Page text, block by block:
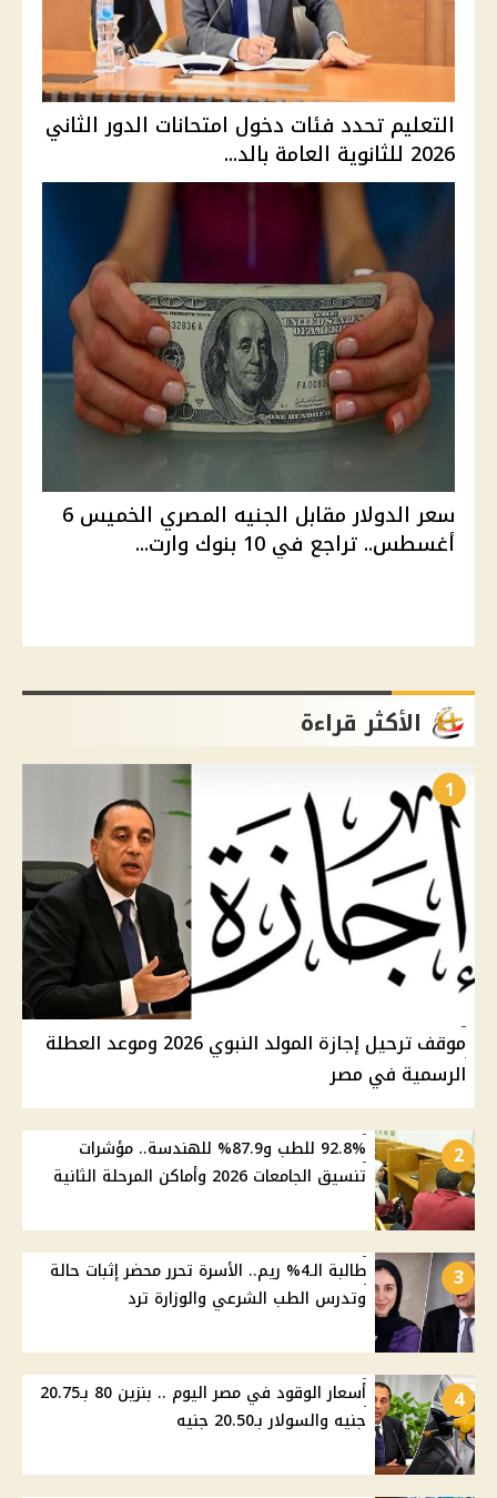
التعليم تحدد فئات دخول امتحانات الدور الثاني
2026 للثانوية العامة بالد...
سعر الدولار مقابل الجنيه المصري الخميس 6
أغسطس.. تراجع في 10 بنوك وارت...
الأكثر قراءة
1
موقف ترحيل إجازة المولد النبوي 2026 وموعد العطلة
الرسمية في مصر
2
92.8% للطب و87.9% للهندسة.. مؤشرات
تنسيق الجامعات 2026 وأماكن المرحلة الثانية
3
طالبة الـ4% ريم.. الأسرة تحرر محضر إثبات حالة
وتدرس الطب الشرعي والوزارة ترد
4
أسعار الوقود في مصر اليوم .. بنزين 80 بـ20.75
جنيه والسولار بـ20.50 جنيه